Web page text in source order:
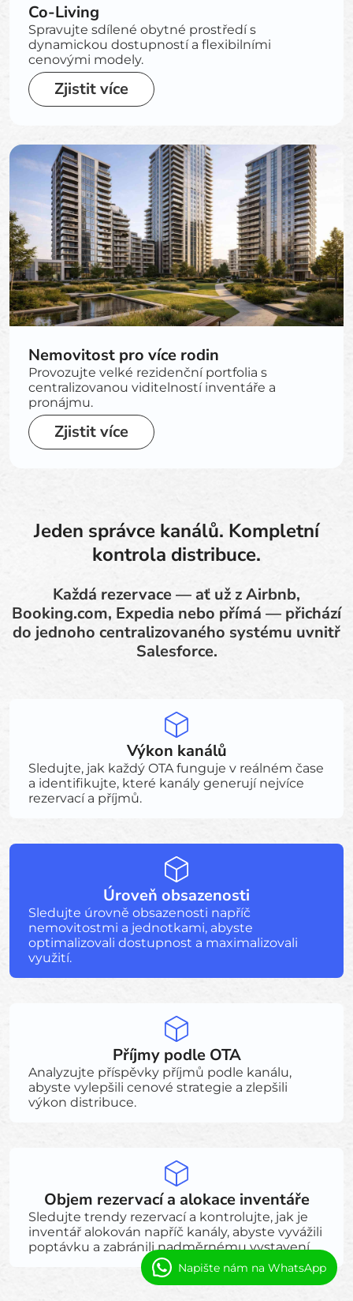
Co-Living
Spravujte sdílené obytné prostředí s
dynamickou dostupností a flexibilními
cenovými modely.
Zjistit více
Nemovitost pro více rodin
Provozujte velké rezidenční portfolia s
centralizovanou viditelností inventáře a
pronájmu.
Zjistit více
Jeden správce kanálů. Kompletní
kontrola distribuce.
Každá rezervace — ať už z Airbnb,
Booking.com, Expedia nebo přímá — přichází
do jednoho centralizovaného systému uvnitř
Salesforce.
Výkon kanálů
Sledujte, jak každý OTA funguje v reálném čase
a identifikujte, které kanály generují nejvíce
rezervací a příjmů.
Úroveň obsazenosti
Sledujte úrovně obsazenosti napříč
nemovitostmi a jednotkami, abyste
optimalizovali dostupnost a maximalizovali
využití.
Příjmy podle OTA
Analyzujte příspěvky příjmů podle kanálu,
abyste vylepšili cenové strategie a zlepšili
výkon distribuce.
Objem rezervací a alokace inventáře
Sledujte trendy rezervací a kontrolujte, jak je
inventář alokován napříč kanály, abyste vyvážili
poptávku a zabránili nadměrnému vystavení.
Napište nám na WhatsApp